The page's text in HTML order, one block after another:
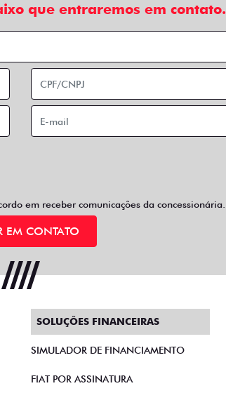
que entraremos em contato.
em receber comunicações da concessionária.
EM CONTATO
SOLUÇÕES FINANCEIRAS
SIMULADOR DE FINANCIAMENTO
FIAT POR ASSINATURA